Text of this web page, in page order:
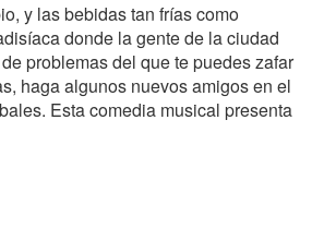
y las bebidas tan frías como
donde la gente de la ciudad
problemas del que te puedes zafar
haga algunos nuevos amigos en el
Esta comedia musical presenta